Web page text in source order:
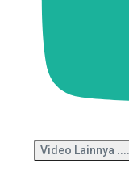
Video Lainnya ....